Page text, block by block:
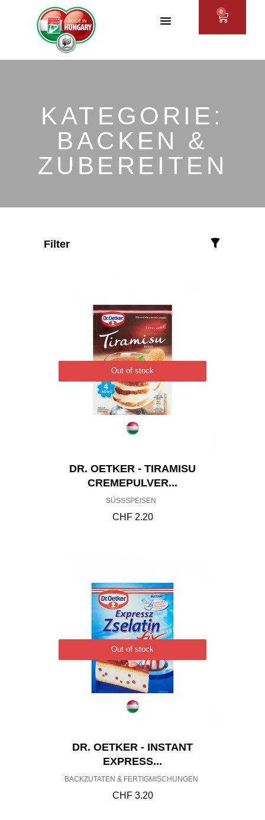
0
KATEGORIE:
BACKEN &
ZUBEREITEN
Filter
Out of stock
DR. OETKER - TIRAMISU
CREMEPULVER...
SÜSSSPEISEN
CHF2.20
Out of stock
DR. OETKER - INSTANT
EXPRESS...
BACKZUTATEN & FERTIGMISCHUNGEN
CHF3.20